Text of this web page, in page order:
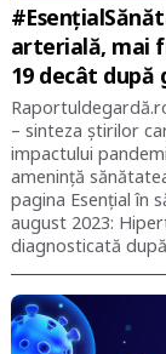
arterială, mai
19 decât după
– sinteza știrilor
impactului
amenință
pagina Esențial în
august 2023:
diagnosticată